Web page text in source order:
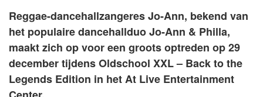
Reggae-dancehallzangeres Jo-Ann, bekend van
het populaire dancehallduo Jo-Ann & Philla,
maakt zich op voor een groots optreden op 29
december tijdens Oldschool XXL – Back to the
Legends Edition in het At Live Entertainment